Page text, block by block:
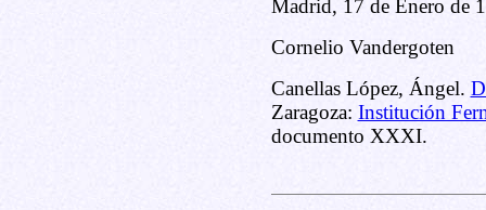
Madrid, 17 de Enero de
Cornelio Vandergoten
Canellas López, Ángel.
Zaragoza: Institución
documento XXXI.